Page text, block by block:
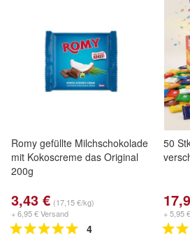
Romy gefüllte Milchschokolade
mit Kokoscreme das Original
200g
3,43 € (17,15 €/kg)
+ 6,95 € Versand
4
50
+ 5,95